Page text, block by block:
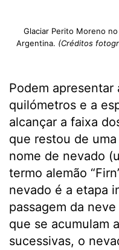
Glaciar Perito Moreno
Argentina. (Créditos
Podem
quilómetros e a
alcançar a faixa
que restou de
nome de nevado
termo alemão
nevado é a etapa
passagem da
que se acumulam
sucessivas, o